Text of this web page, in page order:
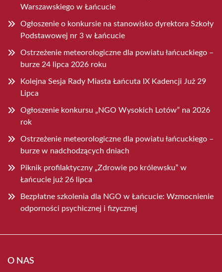
Warszawskiego w Łańcucie
Ogłoszenie o konkursie na stanowisko dyrektora Szkoły
Podstawowej nr 3 w Łańcucie
Ostrzeżenie meteorologiczne dla powiatu łańcuckiego –
burze 24 lipca 2026 roku
Kolejna Sesja Rady Miasta Łańcuta IX Kadencji Już 29
Lipca
Ogłoszenie konkursu „NGO Wysokich Lotów” na 2026
rok
Ostrzeżenie meteorologiczne dla powiatu łańcuckiego –
burze w nadchodzących dniach
Piknik profilaktyczny „Zdrowie po królewsku” w
Łańcucie już 26 lipca
Bezpłatne szkolenia dla NGO w Łańcucie: Wzmocnienie
odporności psychicznej i fizycznej
O NAS